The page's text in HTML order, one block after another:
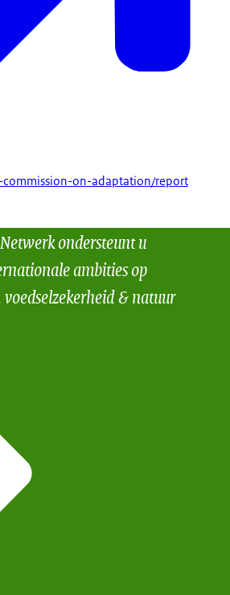
on-adaptation/report
ondersteunt u
ambities op
& natuur